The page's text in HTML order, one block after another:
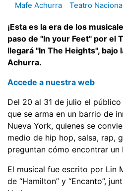
Mafe Achurra
Teatro
¡Esta es la era de los
paso de "In your Feet" por el
llegará "In The Heights", bajo
Achurra.
Accede a nuestra web
Del 20 al 31 de julio el
que se arma en un barrio de
Nueva York, quienes se
medio de hip hop, salsa, rap,
preguntan cómo encontrar un
El musical fue escrito por Lin
de “Hamilton” y “Encanto”,